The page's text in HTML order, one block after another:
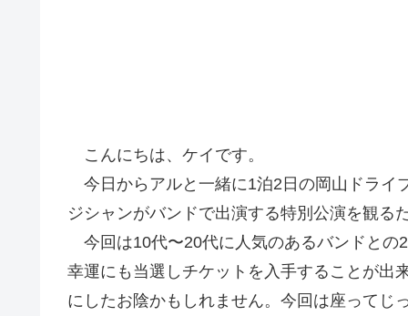
こんにちは、ケイです。
今日からアルと一緒に1泊2日の岡山ドライ
ジシャンがバンドで出演する特別公演を観る
今回は10代〜20代に人気のあるバンドとの
幸運にも当選しチケットを入手することが出
にしたお陰かもしれません。今回は座ってじ